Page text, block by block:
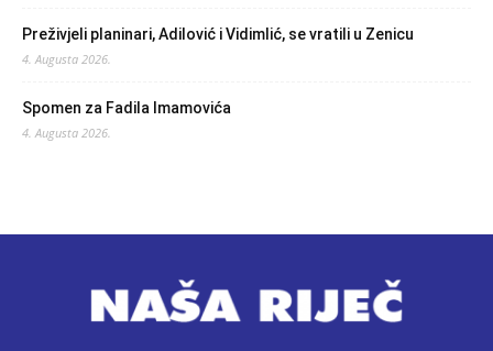
Preživjeli planinari, Adilović i Vidimlić, se vratili u Zenicu
4. Augusta 2026.
Spomen za Fadila Imamovića
4. Augusta 2026.